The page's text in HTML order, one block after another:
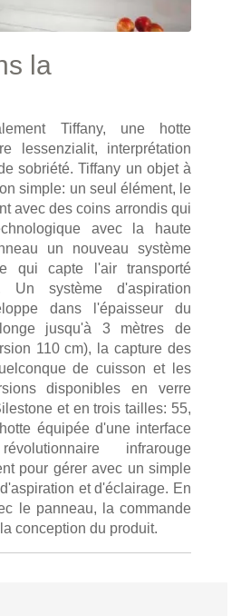
la
Tiffany, une hotte
lessenzialit, interprétation
sobriété. Tiffany un objet à
simple: un seul élément, le
avec des coins arrondis qui
avec la haute
un nouveau système
qui capte l'air transporté
Un système d'aspiration
dans l'épaisseur du
jusqu'à 3 mètres de
110 cm), la capture des
de cuisson et les
disponibles en verre
et en trois tailles: 55,
équipée d'une interface
infrarouge
pour gérer avec un simple
et d'éclairage. En
le panneau, la commande
conception du produit.